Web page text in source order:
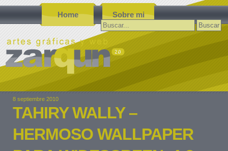
Home Sobre mi
Buscar:
8 septiembre 2010
TAHIRY WALLY –
HERMOSO WALLPAPER